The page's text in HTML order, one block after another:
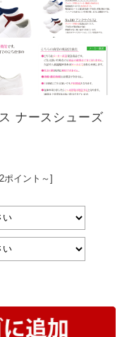
ナースシューズ
ポイント～]